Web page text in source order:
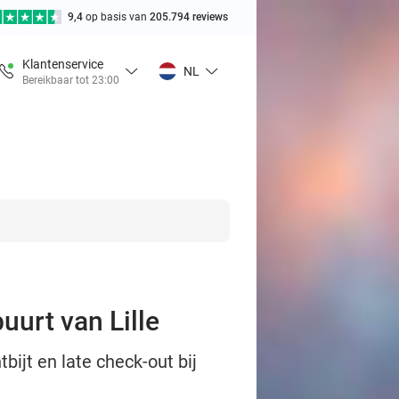
9,4 op basis van 205.794 reviews
Klantenservice
Bereikbaar tot 23:00
NL
van Lille
en late check-out bij